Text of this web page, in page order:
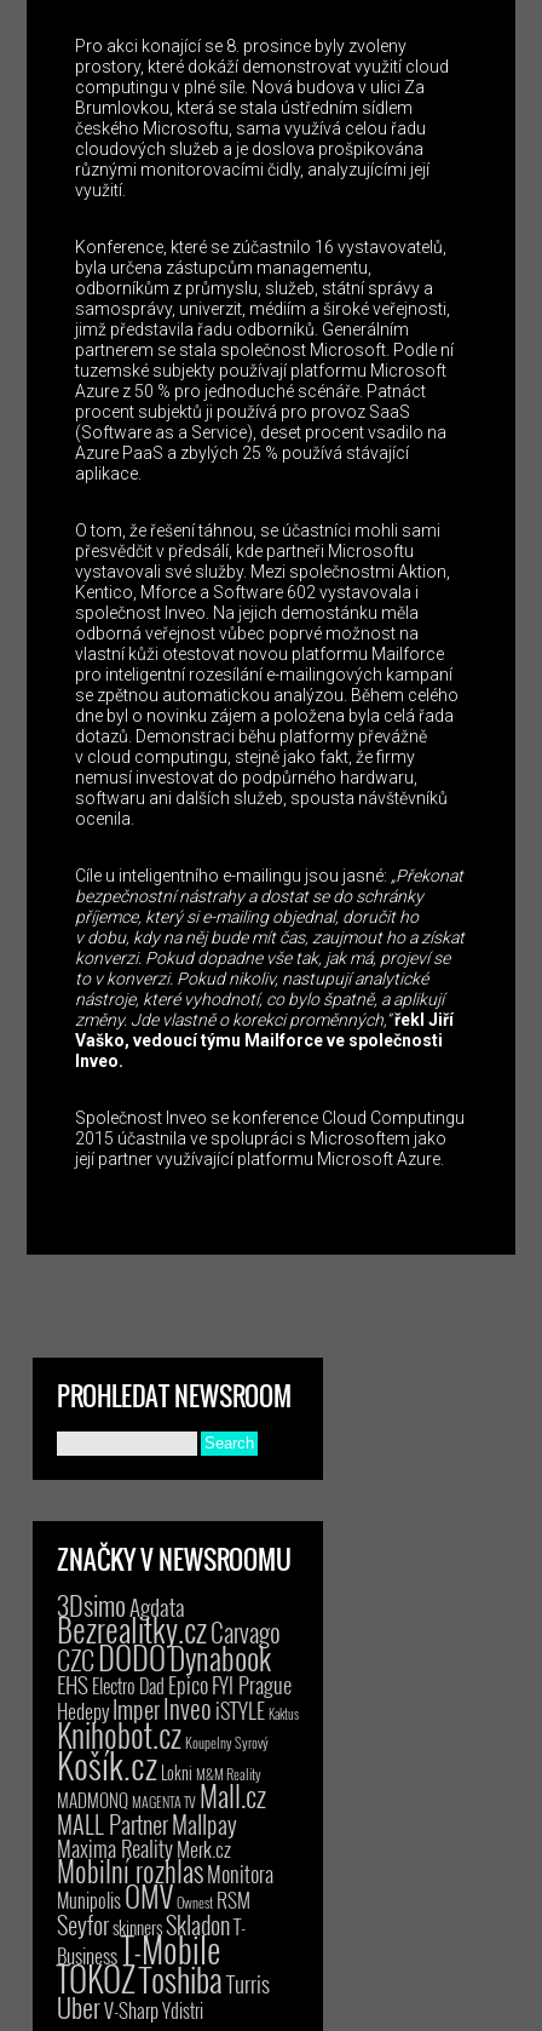
Pro akci konající se 8. prosince byly zvoleny
prostory, které dokáží demonstrovat využití cloud
computingu v plné síle. Nová budova v ulici Za
Brumlovkou, která se stala ústředním sídlem
českého Microsoftu, sama využívá celou řadu
cloudových služeb a je doslova prošpikována
různými monitorovacími čidly, analyzujícími její
využití.
Konference, které se zúčastnilo 16 vystavovatelů,
byla určena zástupcům managementu,
odborníkům z průmyslu, služeb, státní správy a
samosprávy, univerzit, médiím a široké veřejnosti,
jimž představila řadu odborníků. Generálním
partnerem se stala společnost Microsoft. Podle ní
tuzemské subjekty používají platformu Microsoft
Azure z 50 % pro jednoduché scénáře. Patnáct
procent subjektů ji používá pro provoz SaaS
(Software as a Service), deset procent vsadilo na
Azure PaaS a zbylých 25 % používá stávající
aplikace.
O tom, že řešení táhnou, se účastníci mohli sami
přesvědčit v předsálí, kde partneři Microsoftu
vystavovali své služby. Mezi společnostmi Aktion,
Kentico, Mforce a Software 602 vystavovala i
společnost Inveo. Na jejich demostánku měla
odborná veřejnost vůbec poprvé možnost na
vlastní kůži otestovat novou platformu Mailforce
pro inteligentní rozesílání e-mailingových kampaní
se zpětnou automatickou analýzou. Během celého
dne byl o novinku zájem a položena byla celá řada
dotazů. Demonstraci běhu platformy převážně
v cloud computingu, stejně jako fakt, že firmy
nemusí investovat do podpůrného hardwaru,
softwaru ani dalších služeb, spousta návštěvníků
ocenila.
Cíle u inteligentního e-mailingu jsou jasné: „Překonat
bezpečnostní nástrahy a dostat se do schránky
příjemce, který si e-mailing objednal, doručit ho
v dobu, kdy na něj bude mít čas, zaujmout ho a získat
konverzi. Pokud dopadne vše tak, jak má, projeví se
to v konverzi. Pokud nikoliv, nastupují analytické
nástroje, které vyhodnotí, co bylo špatně, a aplikují
změny. Jde vlastně o korekci proměnných,“řeklJiří
Vaško, vedoucí týmu Mailforce ve společnosti
Inveo.
Společnost Inveo se konference Cloud Computingu
2015 účastnila ve spolupráci s Microsoftem jako
její partner využívající platformu Microsoft Azure.
PROHLEDAT NEWSROOM
ZNAČKY V NEWSROOMU
3DsimoAgdata
Bezrealitky.czCarvago
CZCDODODynabook
EHSElectro Dad EpicoFYI Prague
HedepyImperInveoiSTYLE Kaktus
Knihobot.czKoupelny Syrový
Košík.czLokni M&M Reality
MADMONQMAGENTA TV Mall.cz
MALL PartnerMallpay
Maxima RealityMerk.cz
Mobilní rozhlasMonitora
MunipolisOMVOwnest RSM
SeyforskinnersSkladonT-
BusinessT-Mobile
TOKOZToshibaTurris
UberV-SharpYdistri